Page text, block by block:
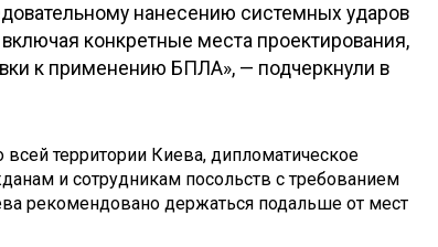
нанесению системных ударов
конкретные места проектирования,
к применению БПЛА», — подчеркнули в
территории Киева, дипломатическое
и сотрудникам посольств с требованием
рекомендовано держаться подальше от мест